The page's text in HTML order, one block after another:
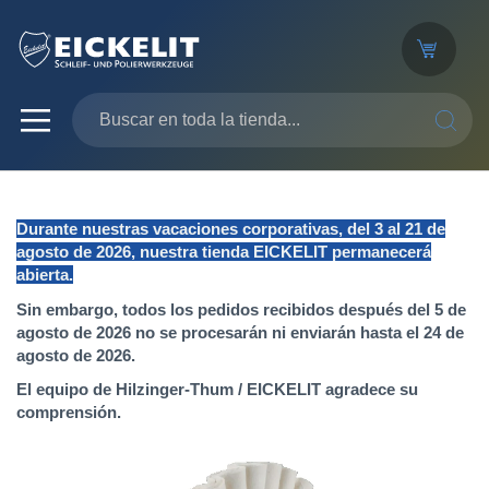
Durante nuestras vacaciones corporativas, del 3 al 21 de
agosto de 2026, nuestra tienda EICKELIT permanecerá
abierta.
Sin embargo, todos los pedidos recibidos después del 5 de
agosto de 2026 no se procesarán ni enviarán hasta el 24 de
agosto de 2026.
El equipo de Hilzinger-Thum / EICKELIT agradece su
comprensión.